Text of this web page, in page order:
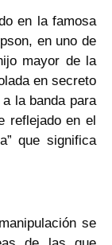
en la famosa
en uno de
mayor de la
en secreto
la banda para
reflejado en el
que significa
se